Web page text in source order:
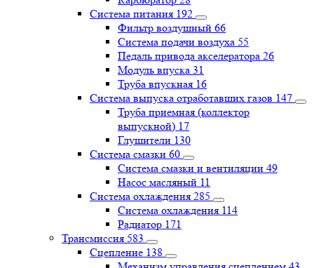
Система питания 192
Фильтр воздушный 66
Система подачи воздуха 55
Педаль привода акселератора 26
Модуль впуска 31
Труба впускная 16
Система выпуска отработавших газов 147
Труба приемная (коллектор
выпускной) 17
Глушители 130
Система смазки 60
Система смазки и вентиляции 49
Насос масляный 11
Система охлаждения 285
Система охлаждения 114
Радиатор 171
Трансмиссия 583
Сцепление 138